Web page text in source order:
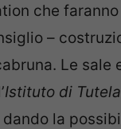
che
–
Le
Istituto di
dando la